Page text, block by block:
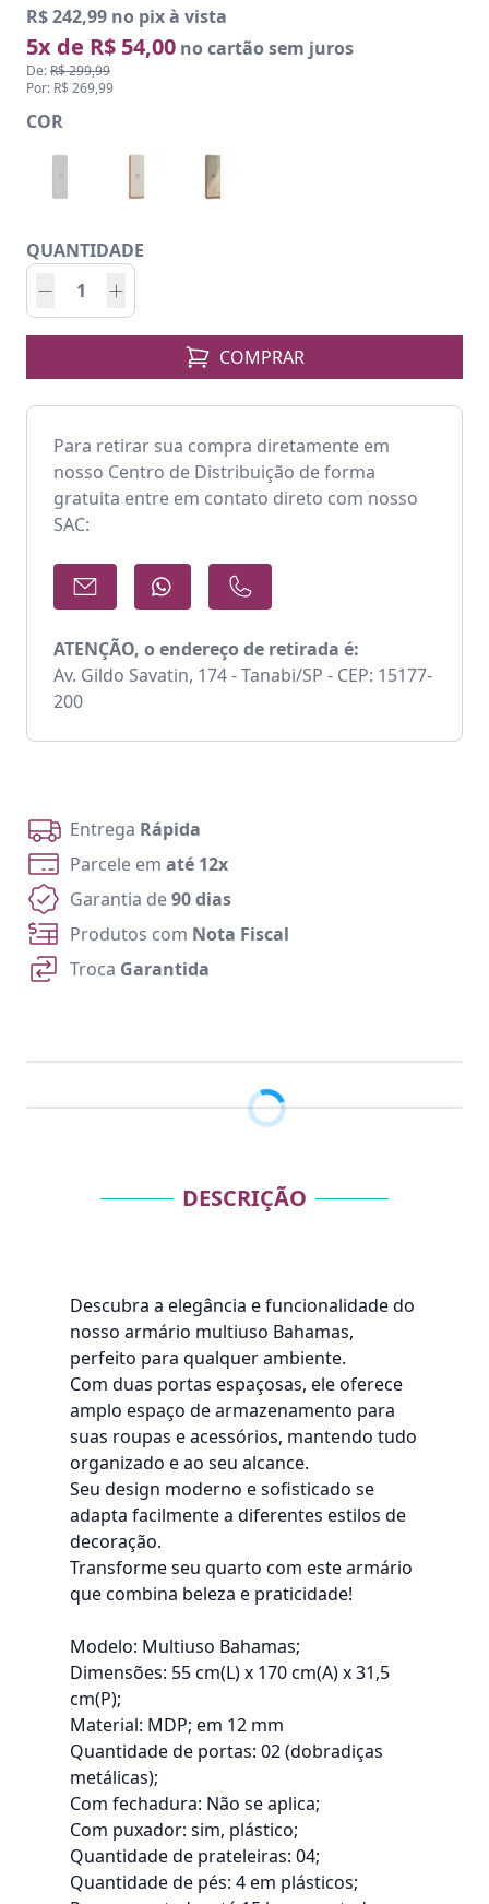
R$ 242,99 no pix à vista
5x de R$ 54,00 no cartão sem juros
De:R$ 299,99
Por: R$ 269,99
COR
QUANTIDADE
COMPRAR
Para retirar sua compra diretamente em
nosso Centro de Distribuição de forma
gratuita entre em contato direto com nosso
SAC:
ATENÇÃO, o endereço de retirada é:
Av. Gildo Savatin, 174 - Tanabi/SP - CEP: 15177-
200
Entrega Rápida
Parcele em até 12x
Garantia de90 dias
Produtos com Nota Fiscal
Troca Garantida
DESCRIÇÃO
Descubra a elegância e funcionalidade do
nosso armário multiuso Bahamas,
perfeito para qualquer ambiente.
Com duas portas espaçosas, ele oferece
amplo espaço de armazenamento para
suas roupas e acessórios, mantendo tudo
organizado e ao seu alcance.
Seu design moderno e sofisticado se
adapta facilmente a diferentes estilos de
decoração.
Transforme seu quarto com este armário
que combina beleza e praticidade!
Modelo: Multiuso Bahamas;
Dimensões: 55 cm(L) x 170 cm(A) x 31,5
cm(P);
Material: MDP; em 12 mm
Quantidade de portas: 02 (dobradiças
metálicas);
Com fechadura: Não se aplica;
Com puxador: sim, plástico;
Quantidade de prateleiras: 04;
Quantidade de pés: 4 em plásticos;